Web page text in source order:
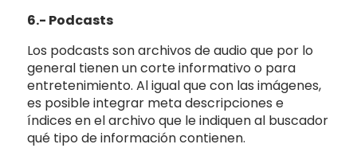
6.- Podcasts
Los podcasts son archivos de audio que por lo
general tienen un corte informativo o para
entretenimiento. Al igual que con las imágenes,
es posible integrar meta descripciones e
índices en el archivo que le indiquen al buscador
qué tipo de información contienen.